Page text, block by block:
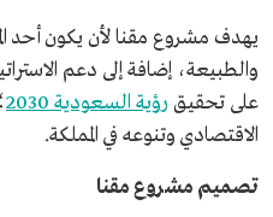
يهدف مشروع مقنا لأن يكون أحد
والطبيعة، إضافة إلى دعم
على تحقيق رؤية السعودية 2030
الاقتصادي وتنوعه في المملكة.
تصميم مشروع مقنا